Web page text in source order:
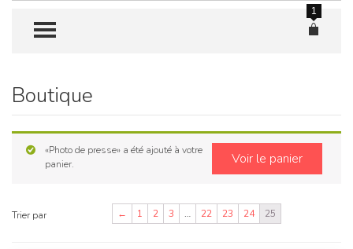
TOGGLE MENU
1
Skip
content
Boutique
Voir le panier
«Photo de presse» a été ajouté à votre
panier.
Trier par ← 1 2 3 … 22 23 24 25